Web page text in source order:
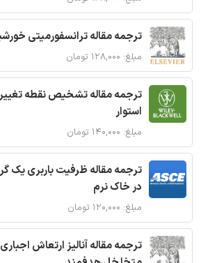
ترجمه مقاله ترانسفورمیتی
مبلغ: ۱۲۸,۰۰۰ تومان
ترجمه مقاله تشخیص نقطه تغییر
استوار
مبلغ: ۱۴۰,۰۰۰ تومان
ترجمه مقاله ظرفیت باربری یک
در خاک نرم
مبلغ: ۱۲۰,۰۰۰ تومان
ترجمه مقاله آنالیز ارتعاش